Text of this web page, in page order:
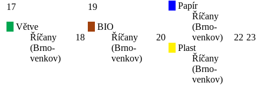
17
Větve
Říčany
(Brno-
venkov)
18
19
BIO
Říčany
(Brno-
venkov)
20
Papír
Říčany
(Brno-
venkov)
Plast
Říčany
(Brno-
venkov)
22 23